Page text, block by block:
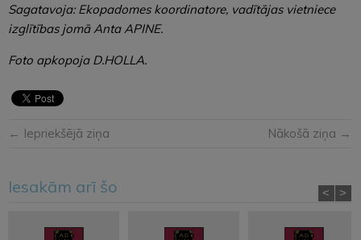
Sagatavoja: Ekopadomes koordinatore, vadītājas vietniece
izglītības jomā Anta APINE.
Foto apkopoja D.HOLLA.
← Iepriekšējā ziņa Nākošā ziņa →
Iesakām arī šo < >